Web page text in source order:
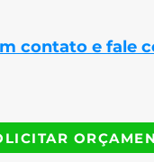
contato e fale